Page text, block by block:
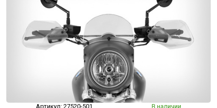
Артикул: 27520-501 В наличии